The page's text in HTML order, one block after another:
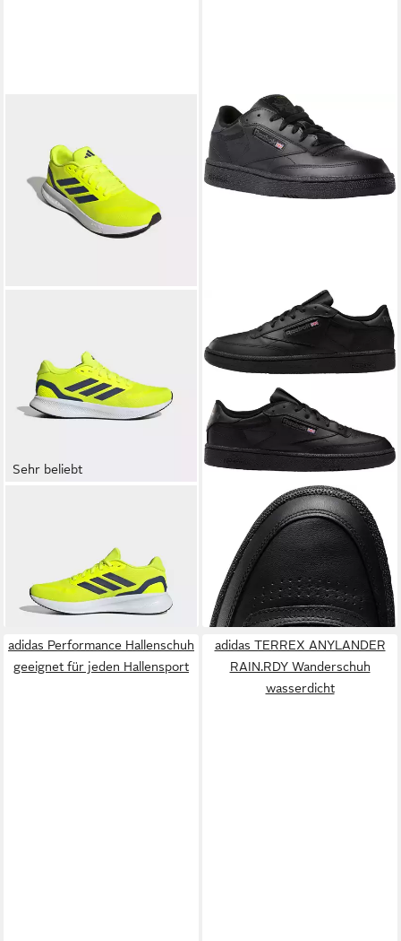
Sehr beliebt
60,00 €
+15
REEBOK CLASSICCLUB C
85 Sneaker
ab 88,99 €
UVP110,00 €
-19%
adidas Performance Hallenschuh
geeignet für jeden Hallensport
adidas TERREX ANYLANDER
RAIN.RDY Wanderschuh
wasserdicht